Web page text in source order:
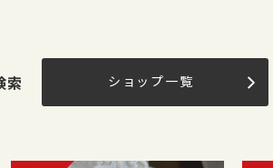
索 ショップ一覧